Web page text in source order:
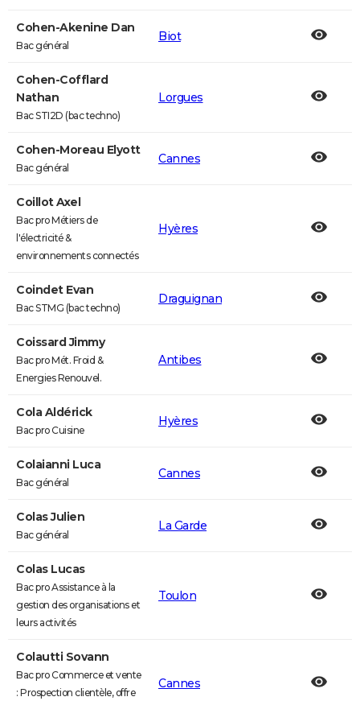
Cohen-Akenine Dan
Bac général
Biot
Cohen-Cofflard
Nathan
Bac STI2D (bac techno)
Lorgues
Cohen-Moreau Elyott
Bac général
Cannes
Coillot Axel
Bac pro Métiers de
l'électricité &
environnements connectés
Hyères
Coindet Evan
Bac STMG (bac techno)
Draguignan
Coissard Jimmy
Bac pro Mét. Froid &
Energies Renouvel.
Antibes
Cola Aldérick
Bac pro Cuisine
Hyères
Colaianni Luca
Bac général
Cannes
Colas Julien
Bac général
La Garde
Colas Lucas
Bac pro Assistance à la
gestion des organisations et
leurs activités
Toulon
Colautti Sovann
Bac pro Commerce et vente
: Prospection clientèle, offre
Cannes